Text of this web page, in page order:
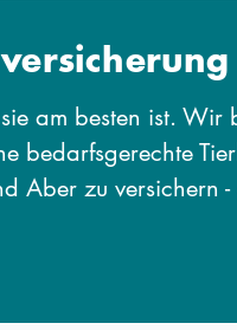
am besten ist.
bedarfsgerechte
Aber zu versichern